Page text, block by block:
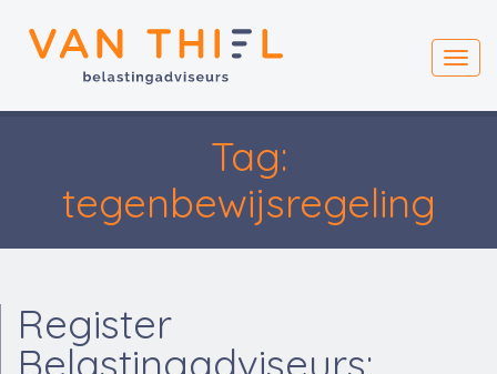
Tag:
tegenbewijsregeling
Register
Belastingadviseurs: